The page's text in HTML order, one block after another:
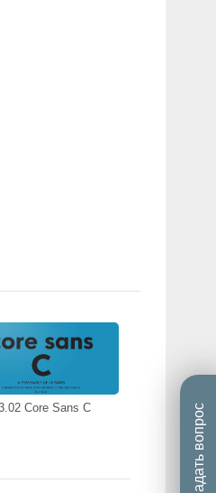
Core Sans C Задать вопрос